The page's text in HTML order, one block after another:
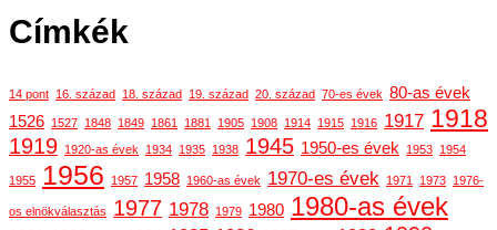
Címkék
14 pont 16. század 18. század 19. század 20. század 70-es évek 80-as évek
1526 1527 1848 1849 1861 1881 1905 1908 1914 1915 1916 1917 1918
1919 1920-as évek 1934 1935 1938 1945 1950-es évek 1953 1954
1955 1956 1957 1958 1960-as évek 1970-es évek 1971 1973 1976-
os elnökválasztás 1977 1978 1979 1980 1980-as évek